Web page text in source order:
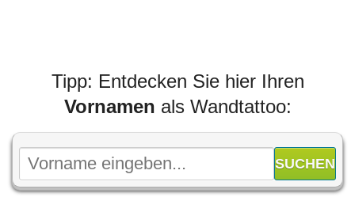
Tipp: Entdecken Sie hier Ihren
Vornamen als Wandtattoo: